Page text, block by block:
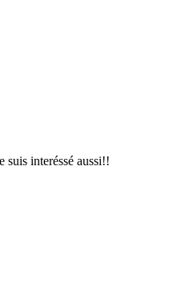
suis interéssé aussi!!